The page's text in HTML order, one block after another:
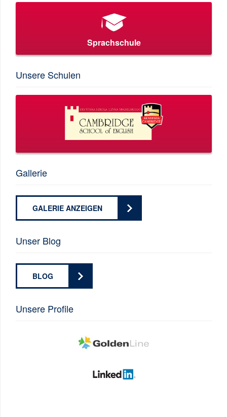
Sprachschule
Unsere Schulen
Gallerie
GALERIE ANZEIGEN
Unser Blog
BLOG
Unsere Profile